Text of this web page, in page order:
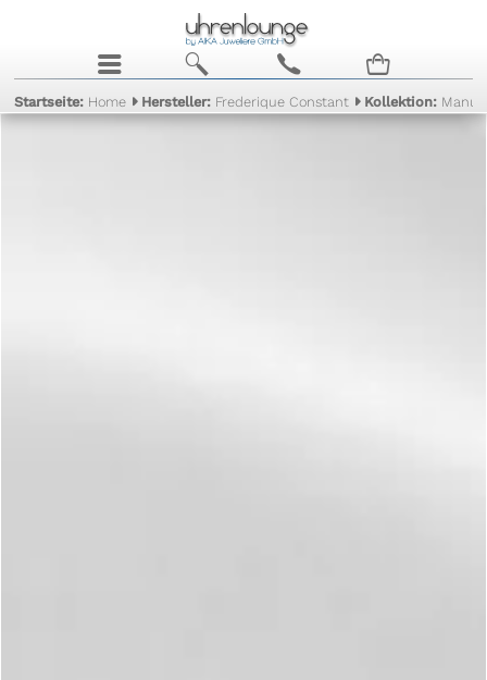
j b c n
Startseite: Home Hersteller: Frederique Constant Kollektion: